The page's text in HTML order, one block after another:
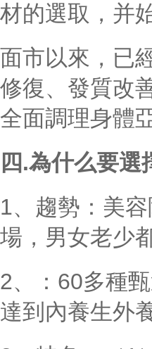
材的選取，并
面市以來，已
修復、發質改
全面調理身體
四.為什么要
1、趨勢：美
場，男女老少
2、：60多種
達到內養生外